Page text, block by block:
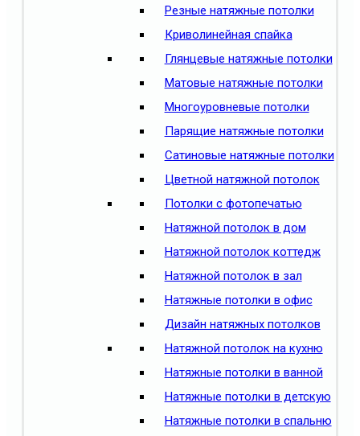
Резные натяжные потолки
Криволинейная спайка
Глянцевые натяжные потолки
Матовые натяжные потолки
Многоуровневые потолки
Парящие натяжные потолки
Сатиновые натяжные потолки
Цветной натяжной потолок
Потолки с фотопечатью
Натяжной потолок в дом
Натяжной потолок коттедж
Натяжной потолок в зал
Натяжные потолки в офис
Дизайн натяжных потолков
Натяжной потолок на кухню
Натяжные потолки в ванной
Натяжные потолки в детскую
Натяжные потолки в спальню